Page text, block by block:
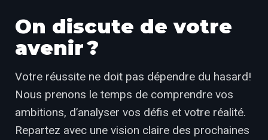
On discute de votre
avenir ?
Votre réussite ne doit pas dépendre du hasard!
Nous prenons le temps de comprendre vos
ambitions, d’analyser vos défis et votre réalité.
Repartez avec une vision claire des prochaines